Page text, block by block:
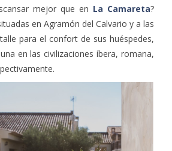
mejor que en La Camareta?
en Agramón del Calvario y a las
para el confort de sus huéspedes,
en las civilizaciones íbera, romana,